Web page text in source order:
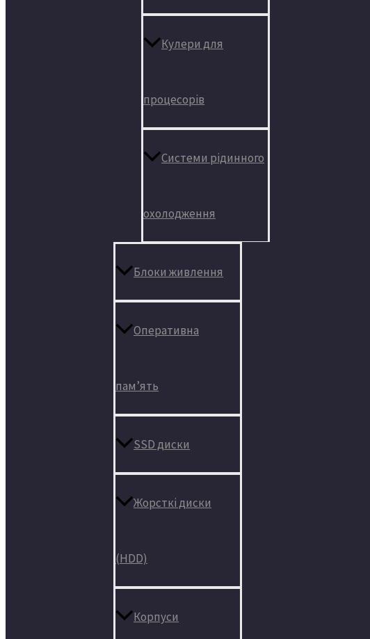
Кулери для
процесорів
Системи рідинного
охолодження
Блоки живлення
Оперативна
пам’ять
SSD диски
Жорсткі диски
(HDD)
Корпуси